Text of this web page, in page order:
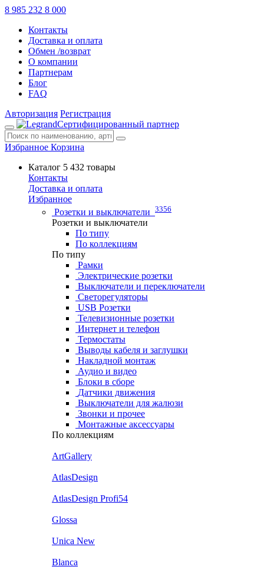
8 985 232 8 000
Контакты
Доставка и оплата
Обмен /возврат
О компании
Партнерам
Блог
FAQ
Авторизация Регистрация
Сертифицированный партнер
Избранное Корзина
Каталог 5 432 товары
Контакты
Доставка и оплата
Избранное
Розетки и выключатели 3356
Розетки и выключатели
По типу
По коллекциям
По типу
Рамки
Электрические розетки
Выключатели и переключатели
Светорегуляторы
USB Розетки
Телевизионные розетки
Интернет и телефон
Термостаты
Выводы кабеля и заглушки
Накладной монтаж
Аудио и видео
Блоки в сборе
Датчики движения
Выключатели для жалюзи
Звонки и прочее
Монтажные аксессуары
По коллекциям
ArtGallery
AtlasDesign
AtlasDesign Profi54
Glossa
Unica New
Blanca